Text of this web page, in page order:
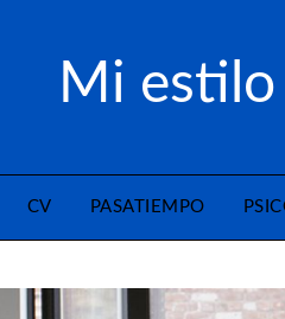
Mi
CV PASATIEMPO